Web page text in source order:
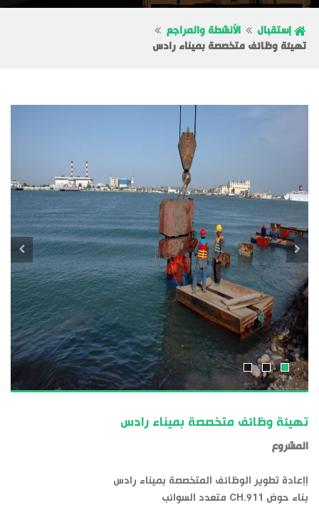
إستقبال
الأنشطة والمراجع
تهيئة وظائف متخصصة بميناء رادس
تهيئة وظائف متخصصة بميناء رادس
المشروع
إإعادة تطوير الوظائف المتخصصة بميناء رادس
بناء حوض CH.911 متعدد السوائب